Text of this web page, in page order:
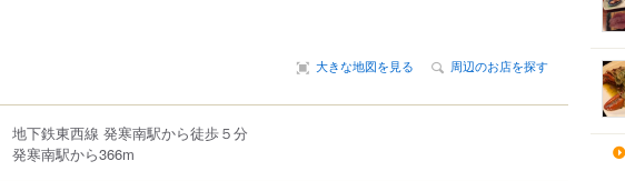
大きな地図を見る 周辺のお店を探す
地下鉄東西線 発寒南駅から徒歩５分
発寒南駅から366m